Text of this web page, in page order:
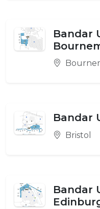
Bandar
Bandar
Bristol
Bandar